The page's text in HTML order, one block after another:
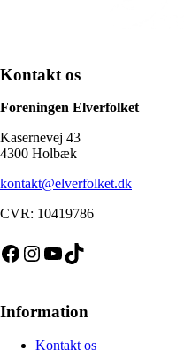
Kontakt os
Foreningen Elverfolket
Kasernevej 43
4300 Holbæk
kontakt@elverfolket.dk
CVR: 10419786
Facebook Instagram YouTube TikTok
Information
Kontakt os